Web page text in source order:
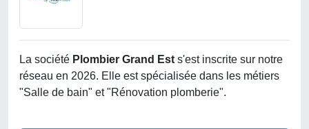
La société Plombier Grand Est s'est inscrite sur notre
réseau en 2026. Elle est spécialisée dans les métiers
"Salle de bain" et "Rénovation plomberie".